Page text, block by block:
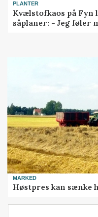
PLANTER
Kvælstofkaos på Fyn
såplaner: - Jeg føler
MARKED
Høstpres kan sænke